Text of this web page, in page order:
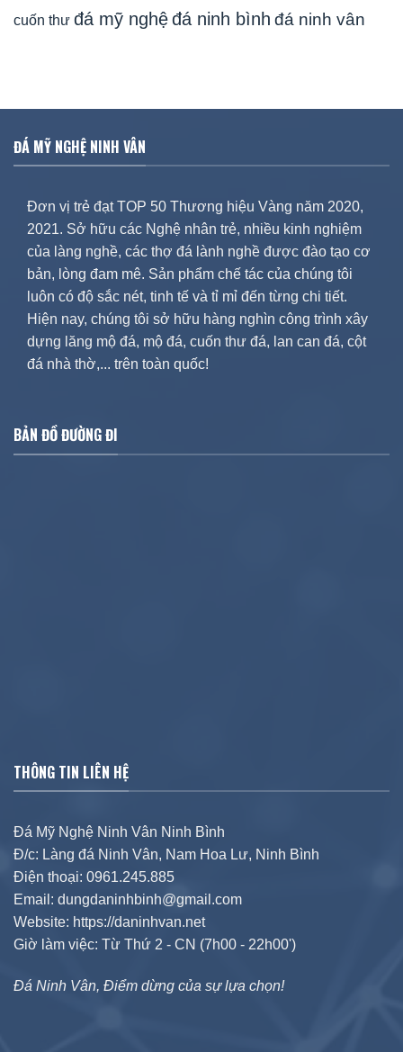
cuốn thư đá mỹ nghệđá ninh bình đá ninh vân
ĐÁ MỸ NGHỆ NINH VÂN
Đơn vị trẻ đạt TOP 50 Thương hiệu Vàng năm 2020,
2021. Sở hữu các Nghệ nhân trẻ, nhiều kinh nghiệm
của làng nghề, các thợ đá lành nghề được đào tạo cơ
bản, lòng đam mê. Sản phẩm chế tác của chúng tôi
luôn có độ sắc nét, tinh tế và tỉ mỉ đến từng chi tiết.
Hiện nay, chúng tôi sở hữu hàng nghìn công trình xây
dựng lăng mộ đá, mộ đá, cuốn thư đá, lan can đá, cột
đá nhà thờ,... trên toàn quốc!
BẢN ĐỒ ĐƯỜNG ĐI
THÔNG TIN LIÊN HỆ
Đá Mỹ Nghệ Ninh Vân Ninh Bình
Đ/c: Làng đá Ninh Vân, Nam Hoa Lư, Ninh Bình
Điện thoại: 0961.245.885
Email: dungdaninhbinh@gmail.com
Website: https://daninhvan.net
Giờ làm việc: Từ Thứ 2 - CN (7h00 - 22h00')
Đá Ninh Vân, Điểm dừng của sự lựa chọn!